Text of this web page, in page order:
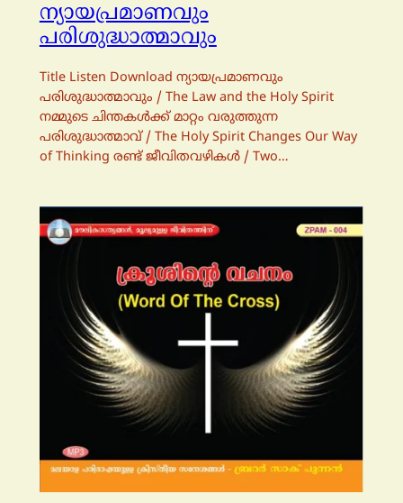
ന്യായപ്രമാണവും
പരിശുദ്ധാത്മാവും
Title Listen Download ന്യായപ്രമാണവും
പരിശുദ്ധാത്മാവും / The Law and the Holy Spirit
നമ്മുടെ ചിന്തകള്‍ക്ക് മാറ്റം വരുത്തുന്ന
പരിശുദ്ധാത്മാവ് / The Holy Spirit Changes Our Way
of Thinking രണ്ട് ജീവിതവഴികള്‍ / Two…